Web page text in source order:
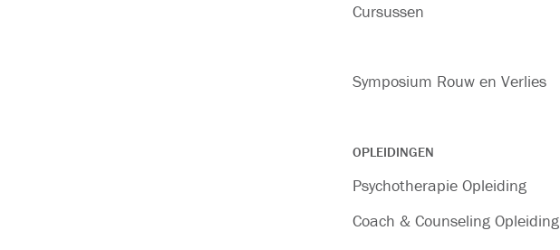
Cursussen
Symposium Rouw en Verlies
OPLEIDINGEN
Psychotherapie Opleiding
Coach & Counseling Opleiding